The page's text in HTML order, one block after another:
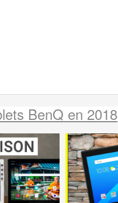
BenQ en 2018